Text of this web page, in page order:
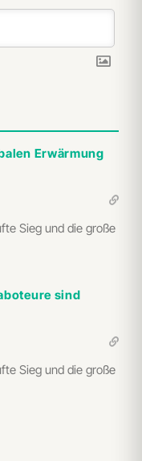
Erwärmung
Sieg und die große
sind
Sieg und die große